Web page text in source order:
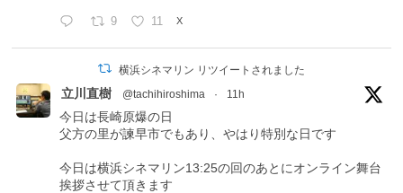
9 11 X
横浜シネマリン リツイートされました
立川直樹 @tachihiroshima · 11h
今日は長崎原爆の日
父方の里が諫早市でもあり、やはり特別な日です
今日は横浜シネマリン13:25の回のあとにオンライン舞台
挨拶させて頂きます